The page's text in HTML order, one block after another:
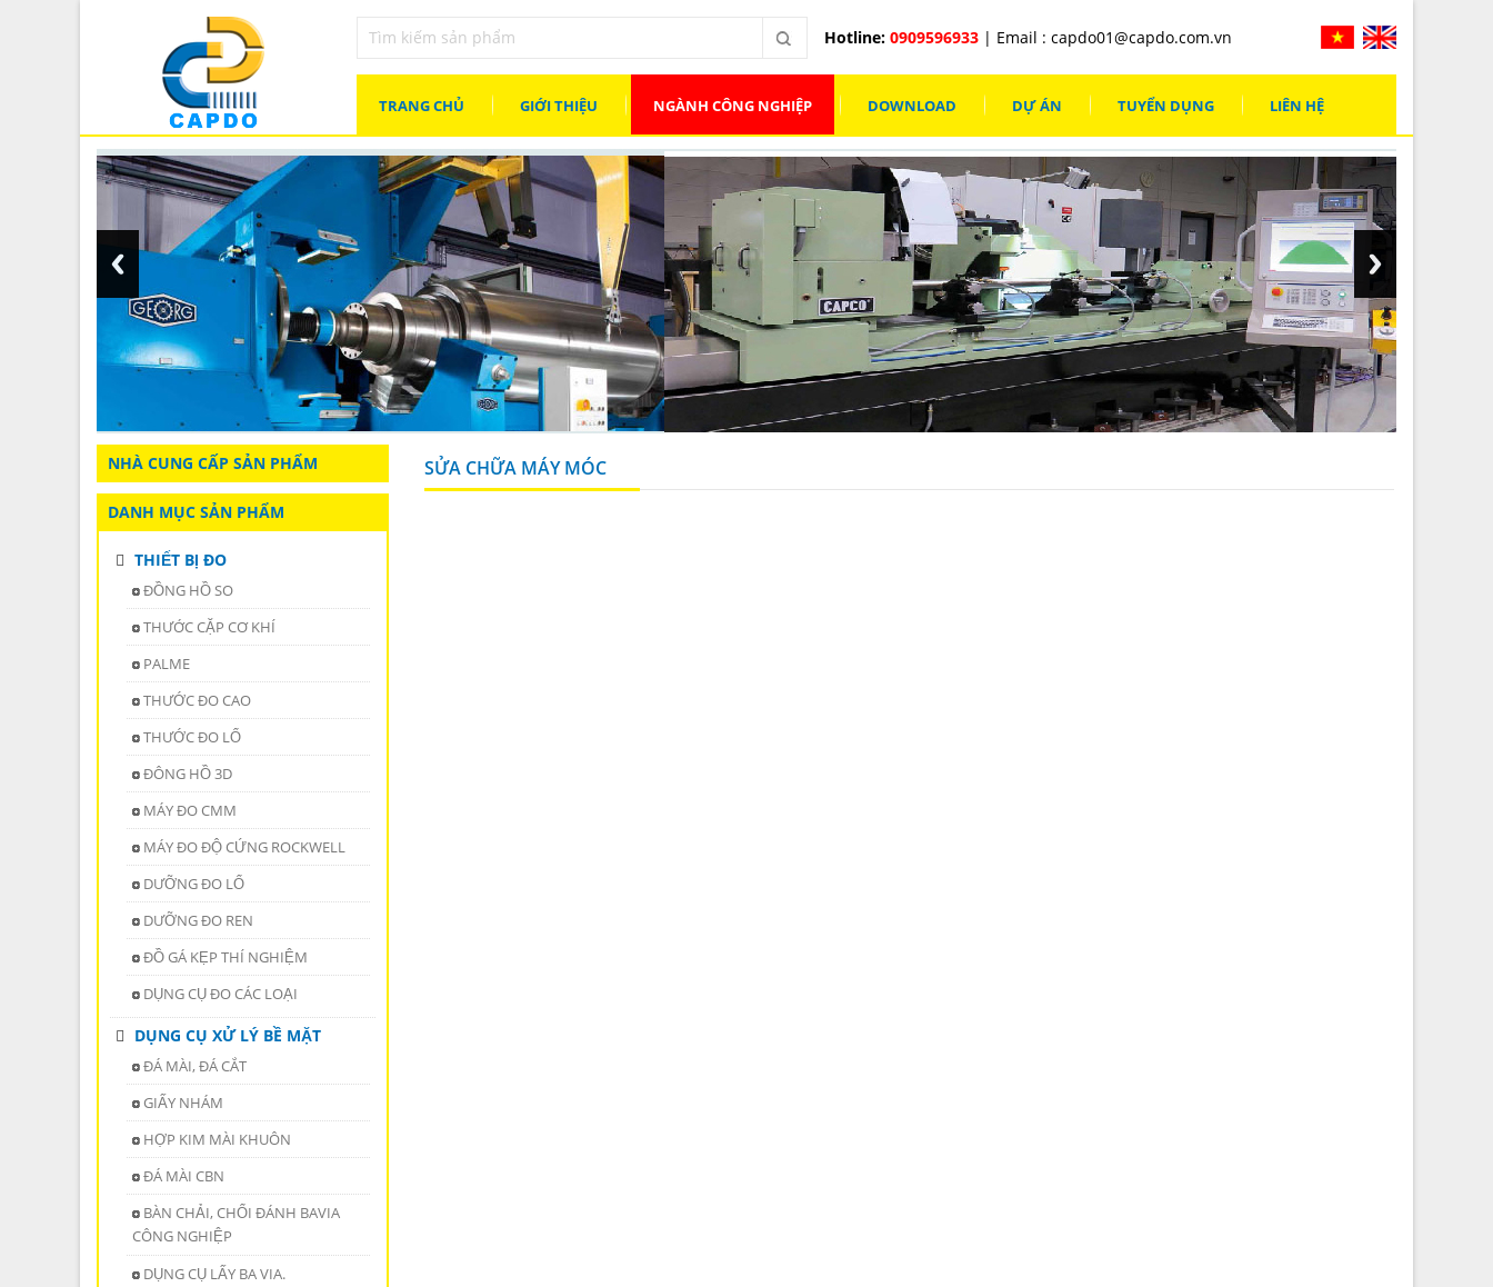
Hotline:0909596933 | Email :capdo01@capdo.com.vn
TRANG CHỦ GIỚI THIỆU NGÀNH CÔNG NGHIỆP DOWNLOAD DỰ ÁN TUYỂN DỤNG LIÊN HỆ
NHÀ CUNG CẤP SẢN PHẨM
DANH MỤC SẢN PHẨM
THIẾT BỊ ĐO
ĐỒNG HỒ SO
THƯỚC CẶP CƠ KHÍ
PALME
THƯỚC ĐO CAO
THƯỚC ĐO LỔ
ĐÔNG HỒ 3D
MÁY ĐO CMM
MÁY ĐO ĐỘ CỨNG ROCKWELL
DƯỠNG ĐO LỔ
DƯỠNG ĐO REN
ĐỒ GÁ KẸP THÍ NGHIỆM
DỤNG CỤ ĐO CÁC LOẠI
DỤNG CỤ XỬ LÝ BỀ MẶT
ĐÁ MÀI, ĐÁ CẮT
GIẤY NHÁM
HỢP KIM MÀI KHUÔN
ĐÁ MÀI CBN
BÀN CHẢI, CHỔI ĐÁNH BAVIA
CÔNG NGHIỆP
DỤNG CỤ LẤY BA VIA.
SỬA CHỮA MÁY MÓC